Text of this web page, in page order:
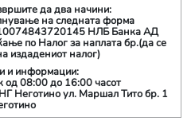
да два начини:
на следната форма
НЛБ Банка АД
по Налог за наплата бр.(да се
издадениот налог)
и информации:
од 08:00 до 16:00 часот
Неготино ул. Маршал Тито бр. 1